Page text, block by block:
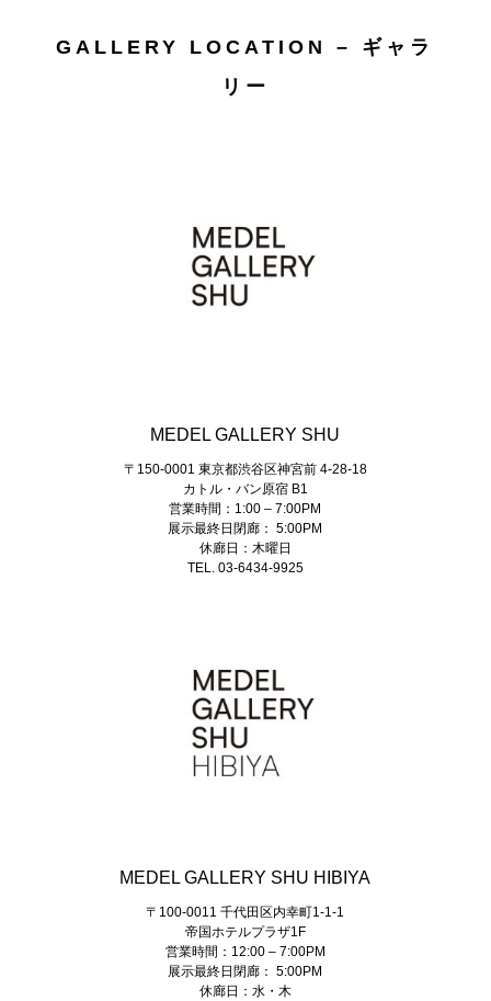
GALLERY LOCATION – ギャラ
リー
MEDEL GALLERY SHU
〒150-0001 東京都渋谷区神宮前 4-28-18
カトル・バン原宿 B1
営業時間：1:00 – 7:00PM
展示最終日閉廊： 5:00PM
休廊日：木曜日
TEL. 03-6434-9925
MEDEL GALLERY SHU HIBIYA
〒100-0011 千代田区内幸町1-1-1
帝国ホテルプラザ1F
営業時間：12:00 – 7:00PM
展示最終日閉廊： 5:00PM
休廊日：水・木